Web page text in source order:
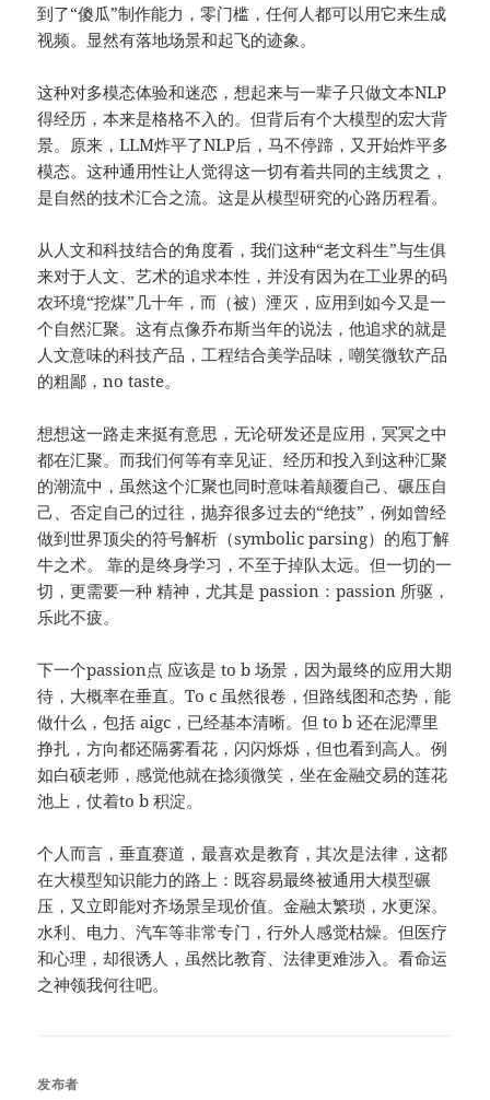
到了“傻瓜”制作能力，零门槛，任何人都可以用它来生成
视频。显然有落地场景和起飞的迹象。
这种对多模态体验和迷恋，想起来与一辈子只做文本NLP
得经历，本来是格格不入的。但背后有个大模型的宏大背
景。原来，LLM炸平了NLP后，马不停蹄，又开始炸平多
模态。这种通用性让人觉得这一切有着共同的主线贯之，
是自然的技术汇合之流。这是从模型研究的心路历程看。
从人文和科技结合的角度看，我们这种“老文科生”与生俱
来对于人文、艺术的追求本性，并没有因为在工业界的码
农环境“挖煤”几十年，而（被）湮灭，应用到如今又是一
个自然汇聚。这有点像乔布斯当年的说法，他追求的就是
人文意味的科技产品，工程结合美学品味，嘲笑微软产品
的粗鄙，no taste。
想想这一路走来挺有意思，无论研发还是应用，冥冥之中
都在汇聚。而我们何等有幸见证、经历和投入到这种汇聚
的潮流中，虽然这个汇聚也同时意味着颠覆自己、碾压自
己、否定自己的过往，抛弃很多过去的“绝技”，例如曾经
做到世界顶尖的符号解析（symbolic parsing）的庖丁解
牛之术。 靠的是终身学习，不至于掉队太远。但一切的一
切，更需要一种 精神，尤其是 passion：passion 所驱，
乐此不疲。
下一个passion点 应该是 to b 场景，因为最终的应用大期
待，大概率在垂直。To c 虽然很卷，但路线图和态势，能
做什么，包括 aigc，已经基本清晰。但 to b 还在泥潭里
挣扎，方向都还隔雾看花，闪闪烁烁，但也看到高人。例
如白硕老师，感觉他就在捻须微笑，坐在金融交易的莲花
池上，仗着to b 积淀。
个人而言，垂直赛道，最喜欢是教育，其次是法律，这都
在大模型知识能力的路上：既容易最终被通用大模型碾
压，又立即能对齐场景呈现价值。金融太繁琐，水更深。
水利、电力、汽车等非常专门，行外人感觉枯燥。但医疗
和心理，却很诱人，虽然比教育、法律更难涉入。看命运
之神领我何往吧。
发布者